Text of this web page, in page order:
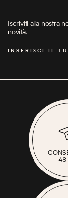
Iscriviti alla nostra
novità.
INSERISCI IL
48